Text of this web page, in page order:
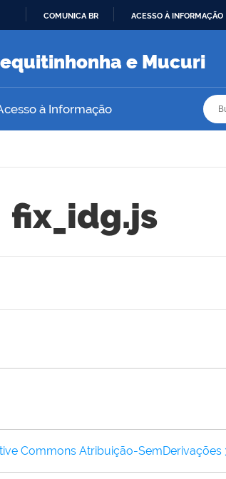
O
COMUNICA BR ACESSO À INFORMAÇÃO
e Mucuri
à Informação
fix_idg.js
Commons Atribuição-SemDerivações